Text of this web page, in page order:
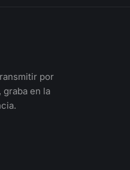
por
graba en la